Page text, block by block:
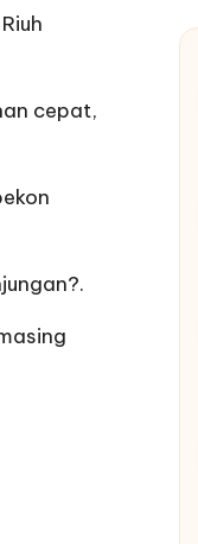
cepat,